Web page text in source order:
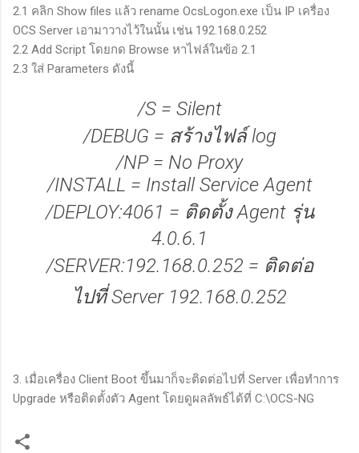
2.1 คลิก Show files แล้ว rename OcsLogon.exe เป็น IP เครื่อง
OCS Server เอามาวางไว้ในนั้น เช่น 192.168.0.252
2.2 Add Script โดยกด Browse หาไฟล์ในข้อ 2.1
2.3 ใส่ Parameters ดังนี้
/S = Silent
/DEBUG = สร้างไฟล์ log
/NP = No Proxy
/INSTALL = Install Service Agent
/DEPLOY:4061 = ติดตั้ง Agent รุ่น
4.0.6.1
/SERVER:192.168.0.252 = ติดต่อ
ไปที่ Server 192.168.0.252
3. เมื่อเครื่อง Client Boot ขึ้นมาก็จะติดต่อไปที่ Server เพื่อทำการ
Upgrade หรือติดตั้งตัว Agent โดยดูผลลัพธ์ได้ที่ C:\OCS-NG